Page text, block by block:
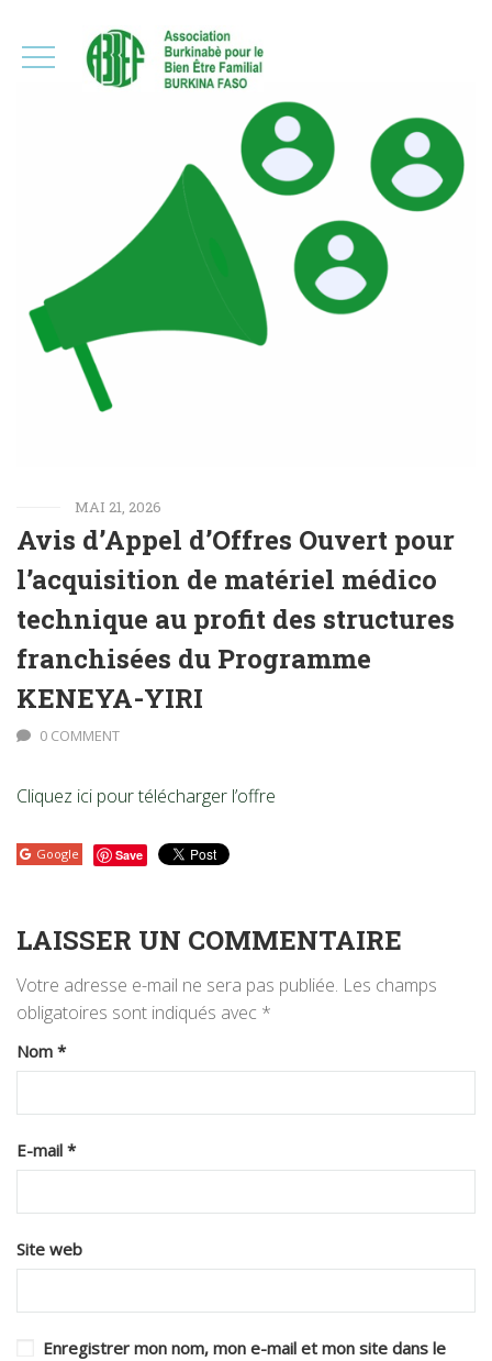
MAI 21, 2026
Avis d’Appel d’Offres Ouvert pour
l’acquisition de matériel médico
technique au profit des structures
franchisées du Programme
KENEYA-YIRI
0 COMMENT
Cliquez ici pour télécharger l’offre
Google Save
LAISSER UN COMMENTAIRE
Votre adresse e-mail ne sera pas publiée. Les champs
obligatoires sont indiqués avec *
Nom *
E-mail *
Site web
Enregistrer mon nom, mon e-mail et mon site dans le